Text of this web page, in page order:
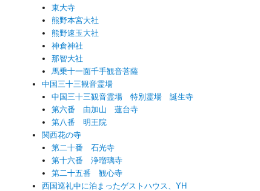
東大寺
熊野本宮大社
熊野速玉大社
神倉神社
那智大社
馬乗十一面千手観音菩薩
中国三十三観音霊場
中国三十三観音霊場 特別霊場 誕生寺
第六番 由加山 蓮台寺
第八番 明王院
関西花の寺
第二十番 石光寺
第十六番 浄瑠璃寺
第二十五番 観心寺
西国巡礼中に泊まったゲストハウス、YH